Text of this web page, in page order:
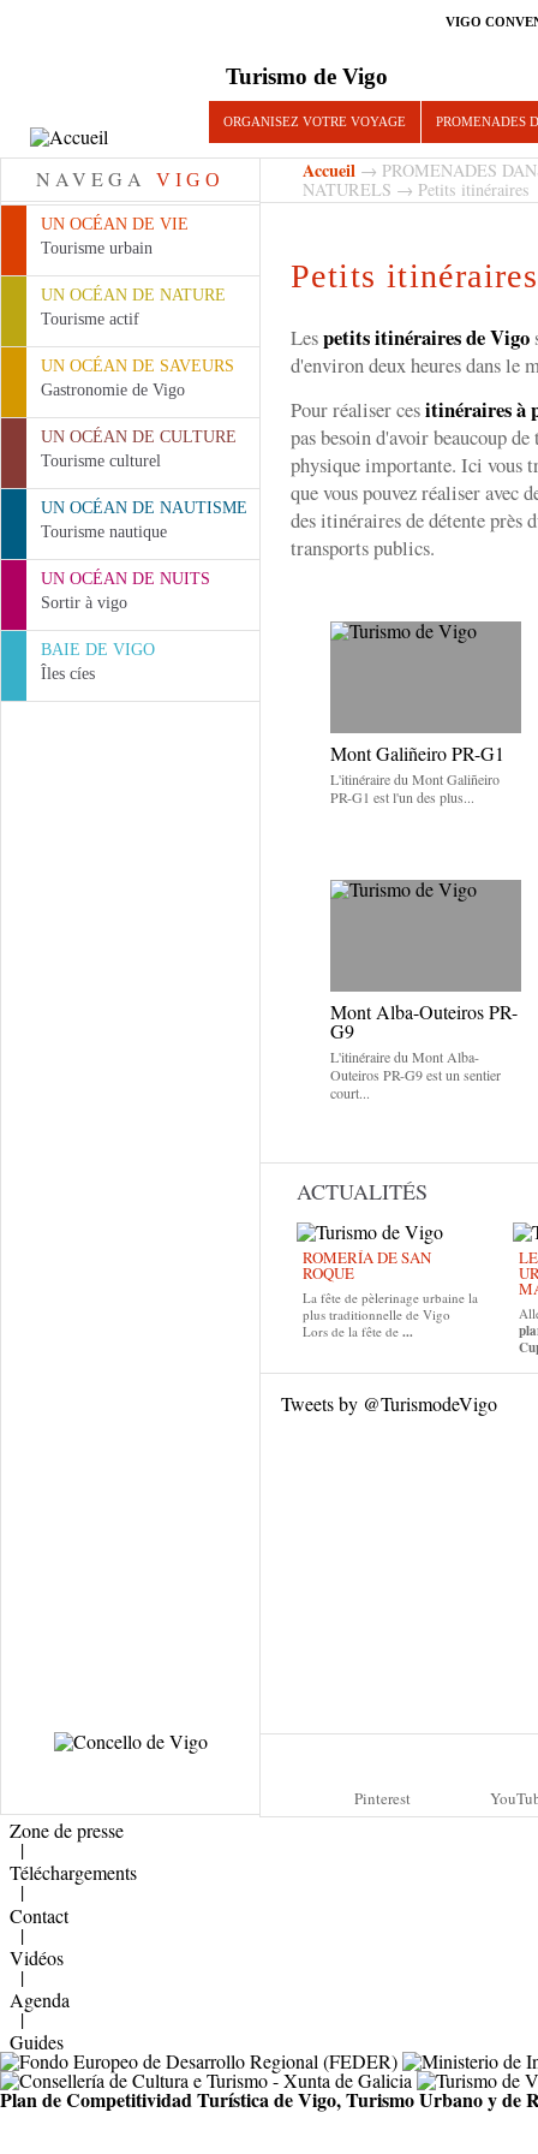
VIGO
Turismo de Vigo
ORGANISEZ VOTRE VOYAGE PROMENADES
NAVEGA VIGO
UN OCÉAN DE VIE
Tourisme urbain
UN OCÉAN DE NATURE
Tourisme actif
UN OCÉAN DE SAVEURS
Gastronomie de Vigo
UN OCÉAN DE CULTURE
Tourisme culturel
UN OCÉAN DE NAUTISME
Tourisme nautique
UN OCÉAN DE NUITS
Sortir à vigo
BAIE DE VIGO
Îles cíes
Accueil → PROMENADES
NATURELS → Petits itinéraires
Petits itinéraires
Lespetits itinéraires de Vigo
d'environ deux heures dans le
Pour réaliser cesitinéraires à
pas besoin d'avoir beaucoup
physique importante. Ici vous
que vous pouvez réaliser avec
des itinéraires de détente près
transports publics.
Mont Galiñeiro PR-G1
L'itinéraire du Mont Galiñeiro
PR-G1 est l'un des plus...
Mont Alba-Outeiros PR-
G9
L'itinéraire du Mont Alba-
Outeiros PR-G9 est un sentier
court...
ACTUALITÉS
ROMERÍA DE SAN
ROQUE
La fête de pèlerinage urbaine la
plus traditionnelle de Vigo
Lors de la fête de ...
Tweets by @TurismodeVigo
Pinterest
Zone de presse
|
Téléchargements
|
Contact
|
Vidéos
|
Agenda
|
Guides
Plan de Competitividad Turística de Vigo, Turismo Urbano y de